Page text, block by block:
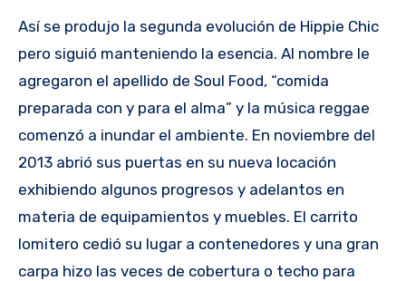
Así se produjo la segunda evolución de Hippie Chic
pero siguió manteniendo la esencia. Al nombre le
agregaron el apellido de Soul Food, “comida
preparada con y para el alma” y la música reggae
comenzó a inundar el ambiente. En noviembre del
2013 abrió sus puertas en su nueva locación
exhibiendo algunos progresos y adelantos en
materia de equipamientos y muebles. El carrito
lomitero cedió su lugar a contenedores y una gran
carpa hizo las veces de cobertura o techo para